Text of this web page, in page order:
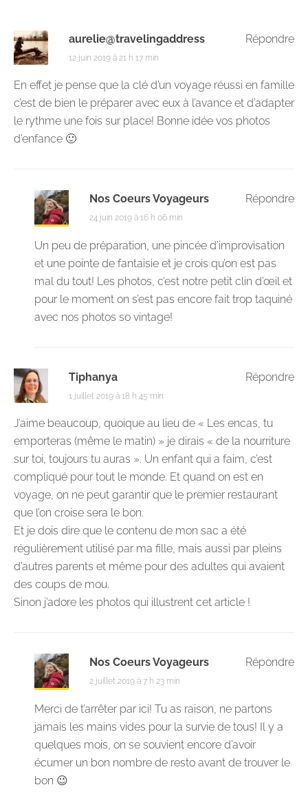
aurelie@travelingaddress
12 juin 2019 à 21 h 17 min
En effet je pense que la clé d’un voyage réussi en famille
c’est de bien le préparer avec eux à l’avance et d’adapter
le rythme une fois sur place! Bonne idée vos photos
d’enfance 🙂
Répondre
Nos Coeurs Voyageurs
24 juin 2019 à 16 h 06 min
Un peu de préparation, une pincée d’improvisation
et une pointe de fantaisie et je crois qu’on est pas
mal du tout! Les photos, c’est notre petit clin d’œil et
pour le moment on s’est pas encore fait trop taquiné
avec nos photos so vintage!
Répondre
Tiphanya
1 juillet 2019 à 18 h 45 min
J’aime beaucoup, quoique au lieu de « Les encas, tu
emporteras (même le matin) » je dirais « de la nourriture
sur toi, toujours tu auras ». Un enfant qui a faim, c’est
compliqué pour tout le monde. Et quand on est en
voyage, on ne peut garantir que le premier restaurant
que l’on croise sera le bon.
Et je dois dire que le contenu de mon sac a été
régulièrement utilisé par ma fille, mais aussi par pleins
d’autres parents et même pour des adultes qui avaient
des coups de mou.
Sinon j’adore les photos qui illustrent cet article !
Répondre
Nos Coeurs Voyageurs
2 juillet 2019 à 7 h 23 min
Merci de t’arrêter par ici! Tu as raison, ne partons
jamais les mains vides pour la survie de tous! Il y a
quelques mois, on se souvient encore d’avoir
écumer un bon nombre de resto avant de trouver le
bon 😉
Répondre